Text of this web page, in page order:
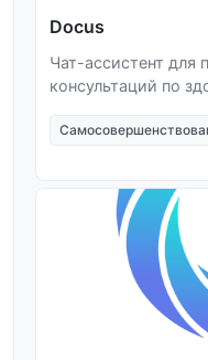
Docus
Чат-ассистент для
консультаций по